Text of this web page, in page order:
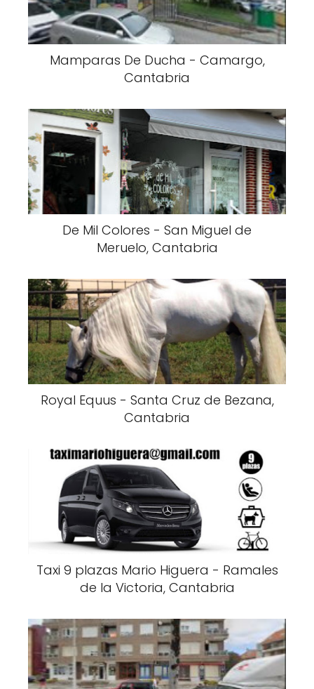
Mamparas De Ducha - Camargo,
Cantabria
De Mil Colores - San Miguel de
Meruelo, Cantabria
Royal Equus - Santa Cruz de Bezana,
Cantabria
Taxi 9 plazas Mario Higuera - Ramales
de la Victoria, Cantabria